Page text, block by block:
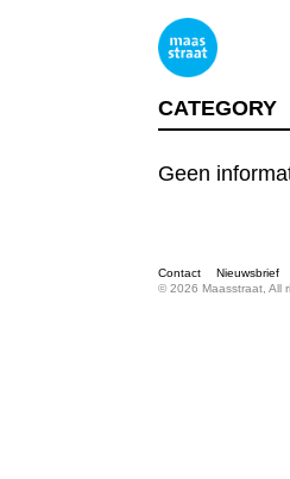
CATEGORY
Geen
Contact
Nieuwsbrief
© 2026 Maasstraat, All